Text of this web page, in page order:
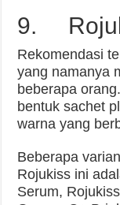
9.
Rekomendasi
yang namanya
beberapa
bentuk sachet
warna yang
Beberapa
Rojukiss ini
Serum,